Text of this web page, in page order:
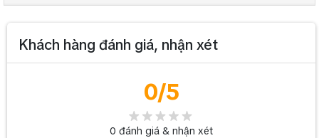
Khách hàng đánh giá, nhận xét
0/5
0 đánh giá & nhận xét